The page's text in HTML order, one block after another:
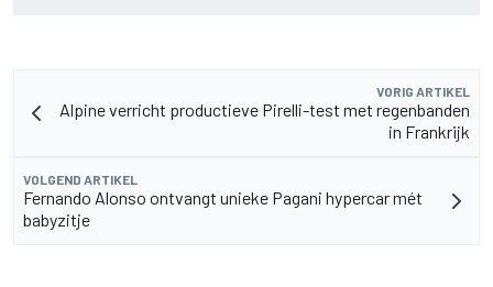
VORIG ARTIKEL
Alpine verricht productieve Pirelli-test met regenbanden
in Frankrijk
VOLGEND ARTIKEL
Fernando Alonso ontvangt unieke Pagani hypercar mét
babyzitje